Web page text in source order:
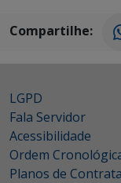
Compartilhe:
LGPD
Fala Servidor
Acessibilidade
Ordem
Planos de